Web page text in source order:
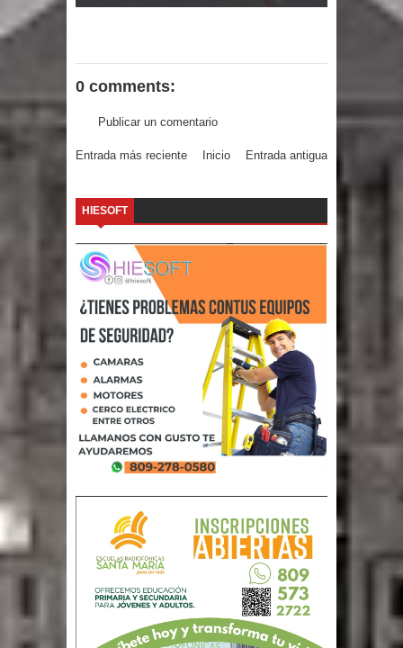
0 comments:
Publicar un comentario
Entrada más reciente Entrada antigua
Inicio
HIESOFT